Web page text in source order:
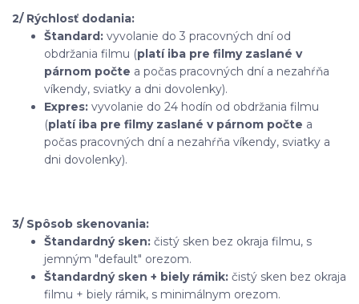
2/ Rýchlosť dodania:
Štandard: vyvolanie do 3 pracovných dní od
obdržania filmu (platí iba pre filmy zaslané v
párnom počte a počas pracovných dní a nezahŕňa
víkendy, sviatky a dni dovolenky).
Expres: vyvolanie do 24 hodín od obdržania filmu
(platí iba pre filmy zaslané v párnom počte a
počas pracovných dní a nezahŕňa víkendy, sviatky a
dni dovolenky).
3/ Spôsob skenovania:
Štandardný sken: čistý sken bez okraja filmu, s
jemným "default" orezom.
Štandardný sken + biely rámik: čistý sken bez okraja
filmu + biely rámik, s minimálnym orezom.